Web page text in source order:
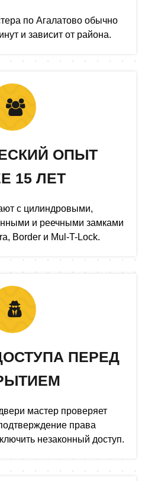
по Агалатово обычно
и зависит от района.
ОПЫТ
15 ЛЕТ
с цилиндровыми,
и реечными замками
Border и Mul-T-Lock.
ПЕРЕД
мастер проверяет
права
незаконный доступ.